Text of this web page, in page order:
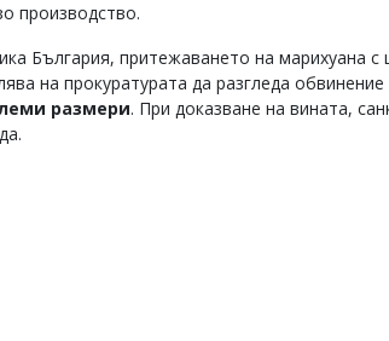
производство.
България, притежаването на марихуана с
на прокуратурата да разгледа обвинение
размери. При доказване на вината,